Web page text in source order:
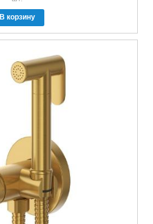
В корзину